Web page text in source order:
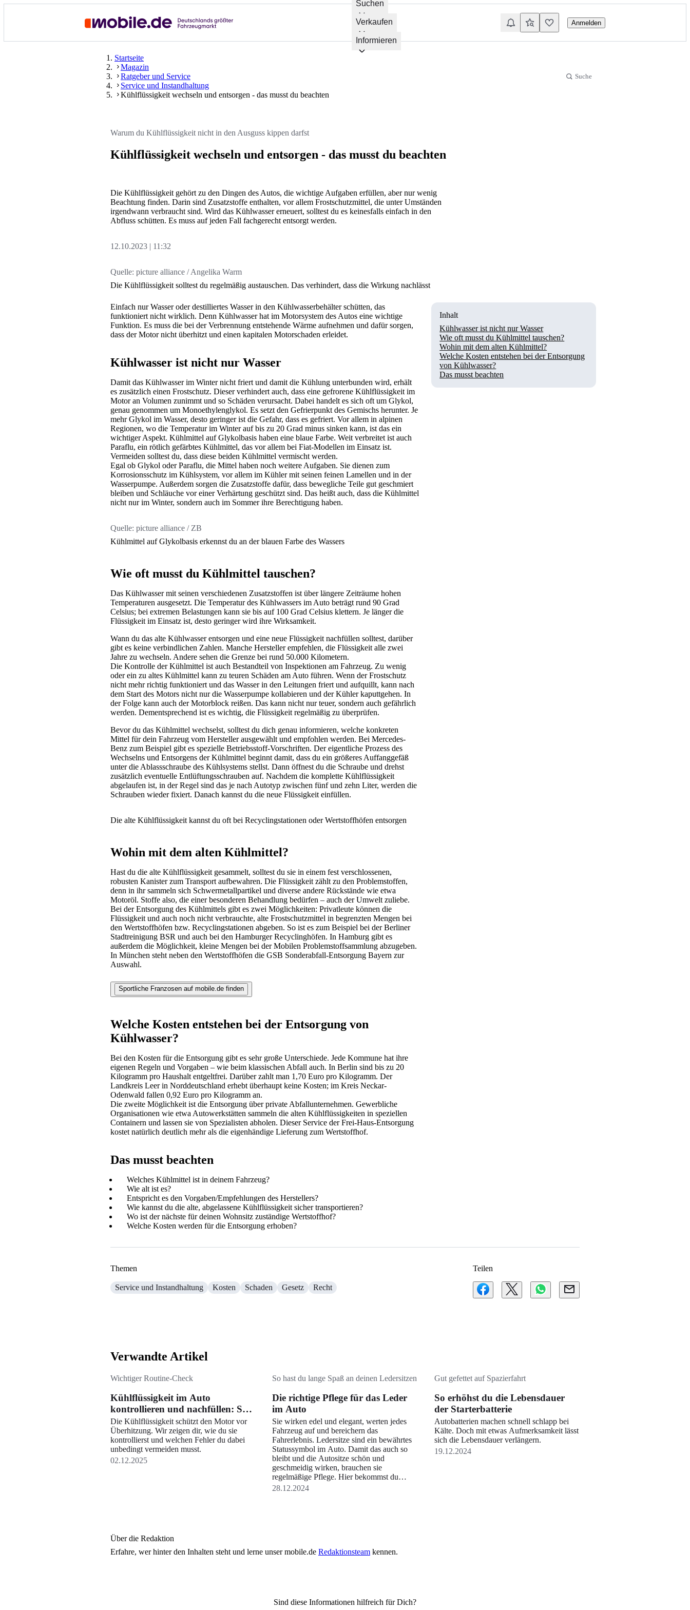
Suchen
Verkaufen
Informieren
Anmelden
Startseite
Magazin
Ratgeber und Service
Service und Instandhaltung
Kühlflüssigkeit wechseln und entsorgen - das musst du beachten
Suche
Warum du Kühlflüssigkeit nicht in den Ausguss kippen darfst
Kühlflüssigkeit wechseln und entsorgen - das musst du beachten
Die Kühlflüssigkeit gehört zu den Dingen des Autos, die wichtige Aufgaben erfüllen, aber nur wenig
Beachtung finden. Darin sind Zusatzstoffe enthalten, vor allem Frostschutzmittel, die unter Umständen
irgendwann verbraucht sind. Wird das Kühlwasser erneuert, solltest du es keinesfalls einfach in den
Abfluss schütten. Es muss auf jeden Fall fachgerecht entsorgt werden.
12.10.2023 11:32
Inhalt
Kühlwasser ist nicht nur Wasser
Wie oft musst du Kühlmittel tauschen?
Wohin mit dem alten Kühlmittel?
Welche Kosten entstehen bei der Entsorgung
von Kühlwasser?
Das musst beachten
Quelle: picture alliance / Angelika Warm
Die Kühlflüssigkeit solltest du regelmäßig austauschen. Das verhindert, dass die Wirkung nachlässt
Einfach nur Wasser oder destilliertes Wasser in den Kühlwasserbehälter schütten, das
funktioniert nicht wirklich. Denn Kühlwasser hat im Motorsystem des Autos eine wichtige
Funktion. Es muss die bei der Verbrennung entstehende Wärme aufnehmen und dafür sorgen,
dass der Motor nicht überhitzt und einen kapitalen Motorschaden erleidet.
Kühlwasser ist nicht nur Wasser
Damit das Kühlwasser im Winter nicht friert und damit die Kühlung unterbunden wird, erhält
es zusätzlich einen Frostschutz. Dieser verhindert auch, dass eine gefrorene Kühlflüssigkeit im
Motor an Volumen zunimmt und so Schäden verursacht. Dabei handelt es sich oft um Glykol,
genau genommen um Monoethylenglykol. Es setzt den Gefrierpunkt des Gemischs herunter. Je
mehr Glykol im Wasser, desto geringer ist die Gefahr, dass es gefriert. Vor allem in alpinen
Regionen, wo die Temperatur im Winter auf bis zu 20 Grad minus sinken kann, ist das ein
wichtiger Aspekt. Kühlmittel auf Glykolbasis haben eine blaue Farbe. Weit verbreitet ist auch
Paraflu, ein rötlich gefärbtes Kühlmittel, das vor allem bei Fiat-Modellen im Einsatz ist.
Vermeiden solltest du, dass diese beiden Kühlmittel vermischt werden.
Egal ob Glykol oder Paraflu, die Mittel haben noch weitere Aufgaben. Sie dienen zum
Korrosionsschutz im Kühlsystem, vor allem im Kühler mit seinen feinen Lamellen und in der
Wasserpumpe. Außerdem sorgen die Zusatzstoffe dafür, dass bewegliche Teile gut geschmiert
bleiben und Schläuche vor einer Verhärtung geschützt sind. Das heißt auch, dass die Kühlmittel
nicht nur im Winter, sondern auch im Sommer ihre Berechtigung haben.
Quelle: picture alliance / ZB
Kühlmittel auf Glykolbasis erkennst du an der blauen Farbe des Wassers
Wie oft musst du Kühlmittel tauschen?
Das Kühlwasser mit seinen verschiedenen Zusatzstoffen ist über längere Zeiträume hohen
Temperaturen ausgesetzt. Die Temperatur des Kühlwassers im Auto beträgt rund 90 Grad
Celsius; bei extremen Belastungen kann sie bis auf 100 Grad Celsius klettern. Je länger die
Flüssigkeit im Einsatz ist, desto geringer wird ihre Wirksamkeit.
Wann du das alte Kühlwasser entsorgen und eine neue Flüssigkeit nachfüllen solltest, darüber
gibt es keine verbindlichen Zahlen. Manche Hersteller empfehlen, die Flüssigkeit alle zwei
Jahre zu wechseln. Andere sehen die Grenze bei rund 50.000 Kilometern.
Die Kontrolle der Kühlmittel ist auch Bestandteil von Inspektionen am Fahrzeug. Zu wenig
oder ein zu altes Kühlmittel kann zu teuren Schäden am Auto führen. Wenn der Frostschutz
nicht mehr richtig funktioniert und das Wasser in den Leitungen friert und aufquillt, kann nach
dem Start des Motors nicht nur die Wasserpumpe kollabieren und der Kühler kaputtgehen. In
der Folge kann auch der Motorblock reißen. Das kann nicht nur teuer, sondern auch gefährlich
werden. Dementsprechend ist es wichtig, die Flüssigkeit regelmäßig zu überprüfen.
Bevor du das Kühlmittel wechselst, solltest du dich genau informieren, welche konkreten
Mittel für dein Fahrzeug vom Hersteller ausgewählt und empfohlen werden. Bei Mercedes-
Benz zum Beispiel gibt es spezielle Betriebsstoff-Vorschriften. Der eigentliche Prozess des
Wechselns und Entsorgens der Kühlmittel beginnt damit, dass du ein größeres Auffanggefäß
unter die Ablassschraube des Kühlsystems stellst. Dann öffnest du die Schraube und drehst
zusätzlich eventuelle Entlüftungsschrauben auf. Nachdem die komplette Kühlflüssigkeit
abgelaufen ist, in der Regel sind das je nach Autotyp zwischen fünf und zehn Liter, werden die
Schrauben wieder fixiert. Danach kannst du die neue Flüssigkeit einfüllen.
Die alte Kühlflüssigkeit kannst du oft bei Recyclingstationen oder Wertstoffhöfen entsorgen
Wohin mit dem alten Kühlmittel?
Hast du die alte Kühlflüssigkeit gesammelt, solltest du sie in einem fest verschlossenen,
robusten Kanister zum Transport aufbewahren. Die Flüssigkeit zählt zu den Problemstoffen,
denn in ihr sammeln sich Schwermetallpartikel und diverse andere Rückstände wie etwa
Motoröl. Stoffe also, die einer besonderen Behandlung bedürfen – auch der Umwelt zuliebe.
Bei der Entsorgung des Kühlmittels gibt es zwei Möglichkeiten: Privatleute können die
Flüssigkeit und auch noch nicht verbrauchte, alte Frostschutzmittel in begrenzten Mengen bei
den Wertstoffhöfen bzw. Recyclingstationen abgeben. So ist es zum Beispiel bei der Berliner
Stadtreinigung BSR und auch bei den Hamburger Recyclinghöfen. In Hamburg gibt es
außerdem die Möglichkeit, kleine Mengen bei der Mobilen Problemstoffsammlung abzugeben.
In München steht neben den Wertstoffhöfen die GSB Sonderabfall-Entsorgung Bayern zur
Auswahl.
Sportliche Franzosen auf mobile.de finden
Welche Kosten entstehen bei der Entsorgung von
Kühlwasser?
Bei den Kosten für die Entsorgung gibt es sehr große Unterschiede. Jede Kommune hat ihre
eigenen Regeln und Vorgaben – wie beim klassischen Abfall auch. In Berlin sind bis zu 20
Kilogramm pro Haushalt entgeltfrei. Darüber zahlt man 1,70 Euro pro Kilogramm. Der
Landkreis Leer in Norddeutschland erhebt überhaupt keine Kosten; im Kreis Neckar-
Odenwald fallen 0,92 Euro pro Kilogramm an.
Die zweite Möglichkeit ist die Entsorgung über private Abfallunternehmen. Gewerbliche
Organisationen wie etwa Autowerkstätten sammeln die alten Kühlflüssigkeiten in speziellen
Containern und lassen sie von Spezialisten abholen. Dieser Service der Frei-Haus-Entsorgung
kostet natürlich deutlich mehr als die eigenhändige Lieferung zum Wertstoffhof.
Das musst beachten
Welches Kühlmittel ist in deinem Fahrzeug?
Wie alt ist es?
Entspricht es den Vorgaben/Empfehlungen des Herstellers?
Wie kannst du die alte, abgelassene Kühlflüssigkeit sicher transportieren?
Wo ist der nächste für deinen Wohnsitz zuständige Wertstoffhof?
Welche Kosten werden für die Entsorgung erhoben?
Themen
Service und Instandhaltung Kosten Schaden Gesetz Recht
Teilen
Verwandte Artikel
Wichtiger Routine-Check
Kühlflüssigkeit im Auto
kontrollieren und nachfüllen: So
gehtʼs
Die Kühlflüssigkeit schützt den Motor vor
Überhitzung. Wir zeigen dir, wie du sie
kontrollierst und welchen Fehler du dabei
unbedingt vermeiden musst.
02.12.2025
So hast du lange Spaß an deinen Ledersitzen
Die richtige Pflege für das Leder
im Auto
Sie wirken edel und elegant, werten jedes
Fahrzeug auf und bereichern das
Fahrerlebnis. Ledersitze sind ein bewährtes
Statussymbol im Auto. Damit das auch so
bleibt und die Autositze schön und
geschmeidig wirken, brauchen sie
regelmäßige Pflege. Hier bekommst du
wertvolle Tipps, wie Ledersitze im Alltag fit
28.12.2024
Gut gefettet auf Spazierfahrt
So erhöhst du die Lebensdauer
der Starterbatterie
Autobatterien machen schnell schlapp bei
Kälte. Doch mit etwas Aufmerksamkeit lässt
sich die Lebensdauer verlängern.
19.12.2024
Über die Redaktion
Erfahre, werhinter den Inhalten steht und lerne unser mobile.de Redaktionsteam kennen.
Sind diese Informationen hilfreich für Dich?